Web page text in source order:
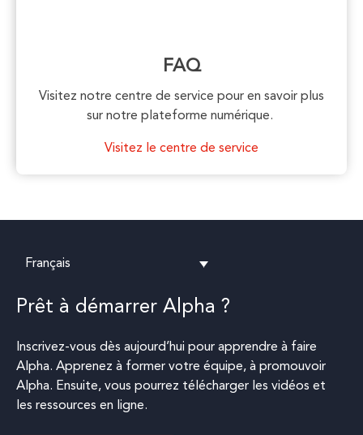
FAQ
Visitez notre centre de service pour en savoir plus
sur notre plateforme numérique.
Visitez le centre de service
Français
Prêt à démarrer Alpha ?
Inscrivez-vous dès aujourd’hui pour apprendre à faire
Alpha. Apprenez à former votre équipe, à promouvoir
Alpha. Ensuite, vous pourrez télécharger les vidéos et
les ressources en ligne.